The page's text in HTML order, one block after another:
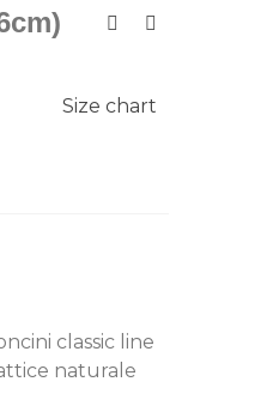
Size chart
classic line
naturale